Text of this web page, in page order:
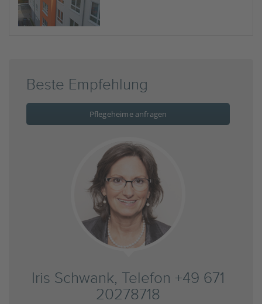
Beste Empfehlung
Pflegeheime anfragen
Iris Schwank, Telefon +49 671
20278718